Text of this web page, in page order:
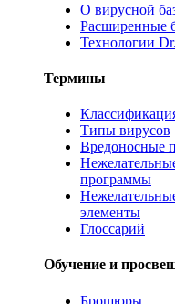
О вирусной
Расширенные
Технологии
Термины
Типы вирусов
Вредоносные
программы
элементы
Глоссарий
Обучение и
Брошюры